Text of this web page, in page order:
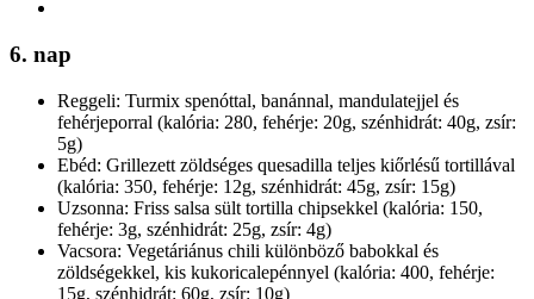
6. nap
Reggeli: Turmix spenóttal, banánnal, mandulatejjel és
fehérjeporral (kalória: 280, fehérje: 20g, szénhidrát: 40g, zsír:
5g)
Ebéd: Grillezett zöldséges quesadilla teljes kiőrlésű tortillával
(kalória: 350, fehérje: 12g, szénhidrát: 45g, zsír: 15g)
Uzsonna: Friss salsa sült tortilla chipsekkel (kalória: 150,
fehérje: 3g, szénhidrát: 25g, zsír: 4g)
Vacsora: Vegetáriánus chili különböző babokkal és
zöldségekkel, kis kukoricalepénnyel (kalória: 400, fehérje:
15g, szénhidrát: 60g, zsír: 10g)